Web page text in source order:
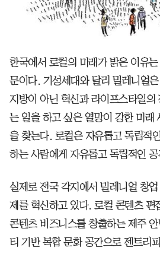
한국에서 로컬의 미래가 밝은 이유
문이다. 기성세대와 달리 밀레니얼
지방이 아닌 혁신과 라이프스타일의
는 일을 하고 싶은 열망이 강한 미래
을 찾는다. 로컬은 자유롭고 독립적
하는 사람에게 자유롭고 독립적인 공
실제로 전국 각지에서 밀레니얼 창
제를 혁신하고 있다. 로컬 콘텐츠 편
콘텐츠 비즈니스를 창출하는 제주
티 기반 복합 문화 공간으로 젠트리